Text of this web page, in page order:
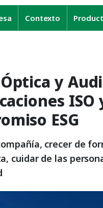
Contexto
y
ISO
ESG
crecer de
cuidar de las